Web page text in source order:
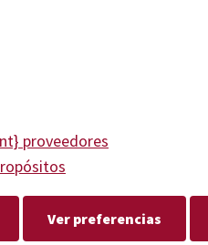
proveedores
Ver preferencias